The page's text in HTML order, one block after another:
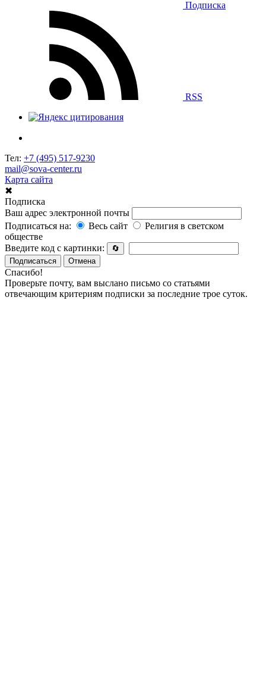
Подписка
RSS
Тел: +7 (495) 517-9230
mail@sova-center.ru
Карта сайта
✖
Подписка
Ваш адрес электронной почты
Подписаться на:
Весь сайт
Религия в светском
обществе
Введите код с картинки:
🔄
Подписаться
Отмена
Спасибо!
Проверьте почту, вам выслано письмо со статьями
отвечающим критериям подписки за последние трое суток.